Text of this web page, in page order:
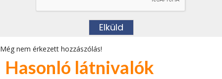
Még nem érkezett hozzászólás!
Hasonló látnivalók